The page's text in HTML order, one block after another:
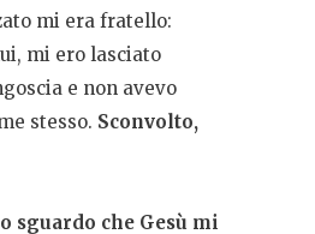
mi era fratello:
mi ero lasciato
e non avevo
stesso. Sconvolto,
sguardo che Gesù mi